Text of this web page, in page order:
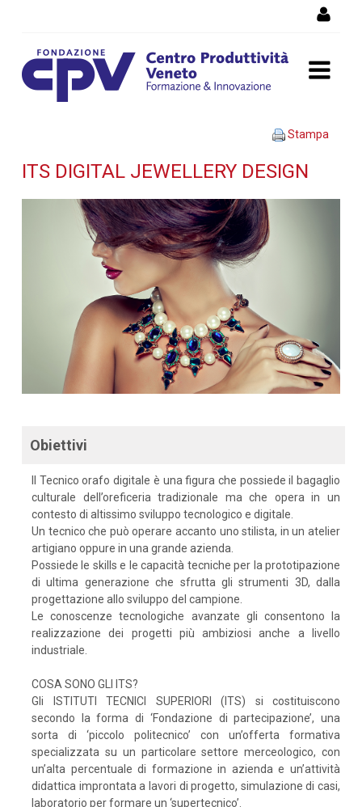
ITS Digital Jewellery Design
- Dettaglio corso di
formazione
Stampa
ITS DIGITAL JEWELLERY DESIGN
Obiettivi
Il Tecnico orafo digitale è una figura che possiede il bagaglio
culturale dell’oreficeria tradizionale ma che opera in un
contesto di altissimo sviluppo tecnologico e digitale.
Un tecnico che può operare accanto uno stilista, in un atelier
artigiano oppure in una grande azienda.
Possiede le skills e le capacità tecniche per la prototipazione
di ultima generazione che sfrutta gli strumenti 3D, dalla
progettazione allo sviluppo del campione.
Le conoscenze tecnologiche avanzate gli consentono la
realizzazione dei progetti più ambiziosi anche a livello
industriale.
COSA SONO GLI ITS?
Gli ISTITUTI TECNICI SUPERIORI (ITS) si costituiscono
secondo la forma di ‘Fondazione di partecipazione’, una
sorta di ‘piccolo politecnico’ con un’offerta formativa
specializzata su un particolare settore merceologico, con
un’alta percentuale di formazione in azienda e un’attività
didattica improntata a lavori di progetto, simulazione di casi,
laboratorio per formare un ‘supertecnico’.